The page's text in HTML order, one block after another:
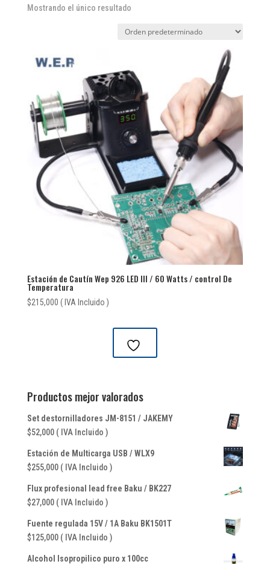
Mostrando el único resultado
Estación de Cautín Wep 926 LED III / 60 Watts / control De
Temperatura
$215,000 ( IVA Incluido )
Productos mejor valorados
Set destornilladores JM-8151 / JAKEMY
$52,000 ( IVA Incluido )
Estación de Multicarga USB / WLX9
$255,000 ( IVA Incluido )
Flux profesional lead free Baku / BK227
$27,000 ( IVA Incluido )
Fuente regulada 15V / 1A Baku BK1501T
$125,000 ( IVA Incluido )
Alcohol Isopropilico puro x 100cc